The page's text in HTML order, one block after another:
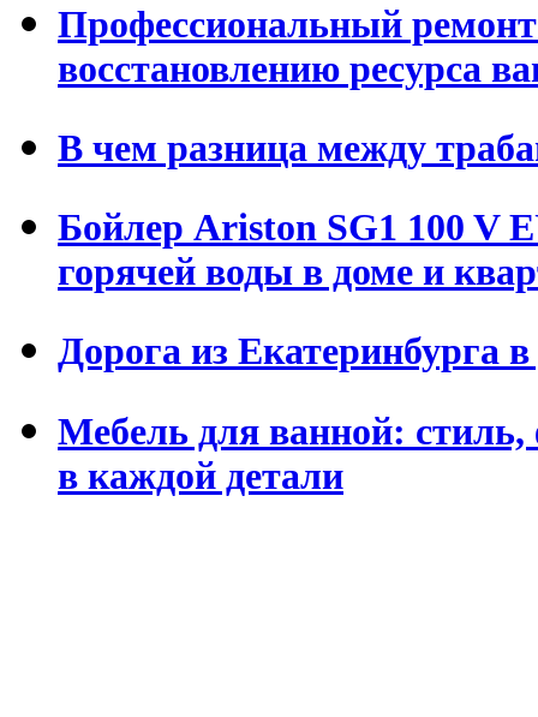
Профессиональный ремонт
восстановлению ресурса
В чем разница между
Бойлер Ariston SG1 100 V
горячей воды в доме и
Дорога из Екатеринбурга
Мебель для ванной: стиль,
в каждой детали